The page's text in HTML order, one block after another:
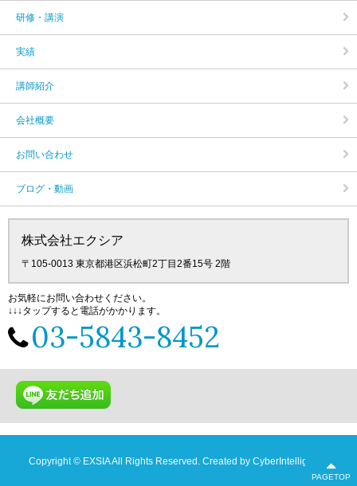
研修・講演
実績
講師紹介
会社概要
お問い合わせ
ブログ・動画
株式会社エクシア
〒105‐0013 東京都港区浜松町2丁目2番15号 2階
お気軽にお問い合わせください。
↓↓↓タップすると電話がかかります。
03-5843-8452
Copyright © EXSIA All Rights Reserved. Created by CyberIntelligence
PAGETOP